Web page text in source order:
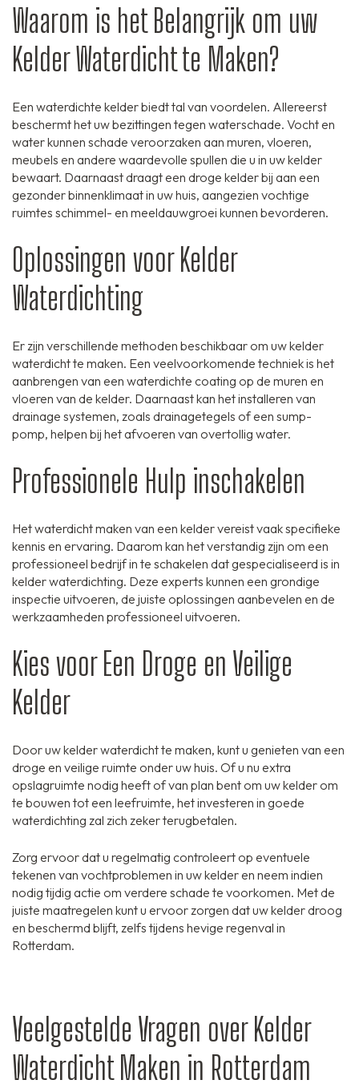
Waarom is het Belangrijk om uw
Kelder Waterdicht te Maken?
Een waterdichte kelder biedt tal van voordelen. Allereerst
beschermt het uw bezittingen tegen waterschade. Vocht en
water kunnen schade veroorzaken aan muren, vloeren,
meubels en andere waardevolle spullen die u in uw kelder
bewaart. Daarnaast draagt een droge kelder bij aan een
gezonder binnenklimaat in uw huis, aangezien vochtige
ruimtes schimmel- en meeldauwgroei kunnen bevorderen.
Oplossingen voor Kelder
Waterdichting
Er zijn verschillende methoden beschikbaar om uw kelder
waterdicht te maken. Een veelvoorkomende techniek is het
aanbrengen van een waterdichte coating op de muren en
vloeren van de kelder. Daarnaast kan het installeren van
drainage systemen, zoals drainagetegels of een sump-
pomp, helpen bij het afvoeren van overtollig water.
Professionele Hulp inschakelen
Het waterdicht maken van een kelder vereist vaak specifieke
kennis en ervaring. Daarom kan het verstandig zijn om een
professioneel bedrijf in te schakelen dat gespecialiseerd is in
kelder waterdichting. Deze experts kunnen een grondige
inspectie uitvoeren, de juiste oplossingen aanbevelen en de
werkzaamheden professioneel uitvoeren.
Kies voor Een Droge en Veilige
Kelder
Door uw kelder waterdicht te maken, kunt u genieten van een
droge en veilige ruimte onder uw huis. Of u nu extra
opslagruimte nodig heeft of van plan bent om uw kelder om
te bouwen tot een leefruimte, het investeren in goede
waterdichting zal zich zeker terugbetalen.
Zorg ervoor dat u regelmatig controleert op eventuele
tekenen van vochtproblemen in uw kelder en neem indien
nodig tijdig actie om verdere schade te voorkomen. Met de
juiste maatregelen kunt u ervoor zorgen dat uw kelder droog
en beschermd blijft, zelfs tijdens hevige regenval in
Rotterdam.
Veelgestelde Vragen over Kelder
Waterdicht Maken in Rotterdam